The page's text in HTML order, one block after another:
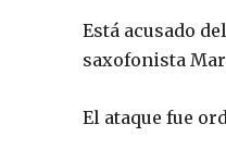
Está acusado
saxofonista
El ataque fue